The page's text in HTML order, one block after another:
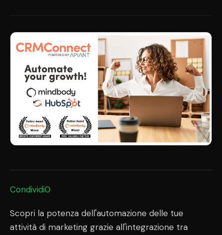
Condividi0
Scopri la potenza dell'automazione delle tue
attività di marketing grazie all'integrazione tra